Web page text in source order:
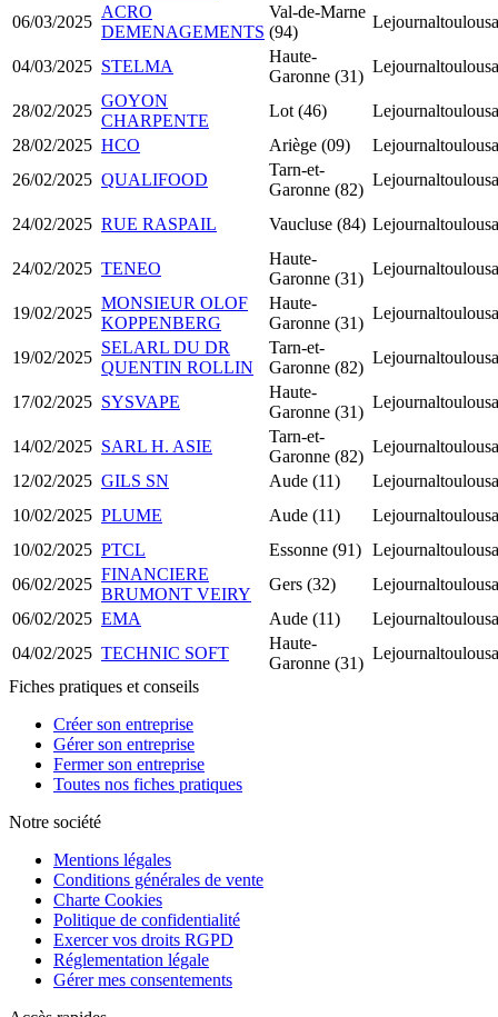
06/03/2025
ACRO
DEMENAGEMENTS
Val-de-Marne
(94)
04/03/2025 STELMA
Haute-
Garonne (31)
28/02/2025
GOYON
CHARPENTE
Lot (46)
28/02/2025 HCO Ariège (09)
26/02/2025 QUALIFOOD
Tarn-et-
Garonne (82)
24/02/2025 RUE RASPAIL Vaucluse (84)
24/02/2025 TENEO
Haute-
Garonne (31)
19/02/2025
MONSIEUR OLOF
KOPPENBERG
Haute-
Garonne (31)
19/02/2025
SELARL DU DR
QUENTIN ROLLIN
Tarn-et-
Garonne (82)
17/02/2025 SYSVAPE
Haute-
Garonne (31)
14/02/2025 SARL H. ASIE
Tarn-et-
Garonne (82)
12/02/2025 GILS SN Aude (11)
10/02/2025 PLUME Aude (11)
10/02/2025 PTCL Essonne (91)
06/02/2025
FINANCIERE
BRUMONT VEIRY
Gers (32)
06/02/2025 EMA Aude (11)
04/02/2025 TECHNIC SOFT
Haute-
Garonne (31)
Fiches pratiques et conseils
Créer son entreprise
Gérer son entreprise
Fermer son entreprise
Toutes nos fiches pratiques
Notre société
Mentions légales
Conditions générales de vente
Charte Cookies
Politique de confidentialité
Exercer vos droits RGPD
Réglementation légale
Gérer mes consentements